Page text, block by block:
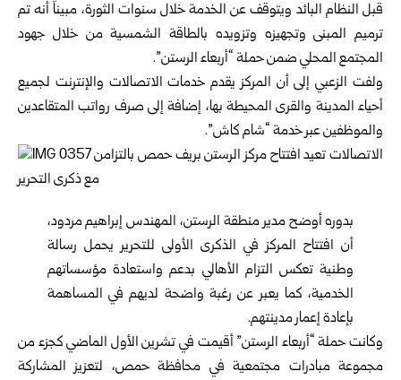
قبل النظام البائد ويتوقف عن الخدمة خلال سنوات الثورة، مبيناً أنه تم
ترميم المبنى وتجهيزه وتزويده بالطاقة الشمسية من خلال جهود
المجتمع المحلي ضمن حملة “أربعاء الرستن”.
ولفت الزعبي إلى أن المركز يقدم خدمات الاتصالات والإنترنت لجميع
أحياء المدينة والقرى المحيطة بها، إضافة إلى صرف رواتب المتقاعدين
والموظفين عبر خدمة “شام كاش”.
بدوره أوضح مدير منطقة الرستن، المهندس إبراهيم مردود،
أن افتتاح المركز في الذكرى الأولى للتحرير يحمل رسالة
وطنية تعكس التزام الأهالي بدعم واستعادة مؤسساتهم
الخدمية، كما يعبر عن رغبة واضحة لديهم في المساهمة
بإعادة إعمار مدينتهم.
وكانت حملة “أربعاء الرستن” أقيمت في تشرين الأول الماضي كجزء من
مجموعة مبادرات مجتمعية في محافظة حمص، لتعزيز المشاركة